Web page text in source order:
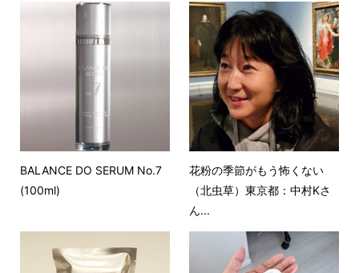
BALANCE DO SERUM No.7
(100ml)
花粉の季節がもう怖くない
（北虫草）東京都：中村Kさ
ん...